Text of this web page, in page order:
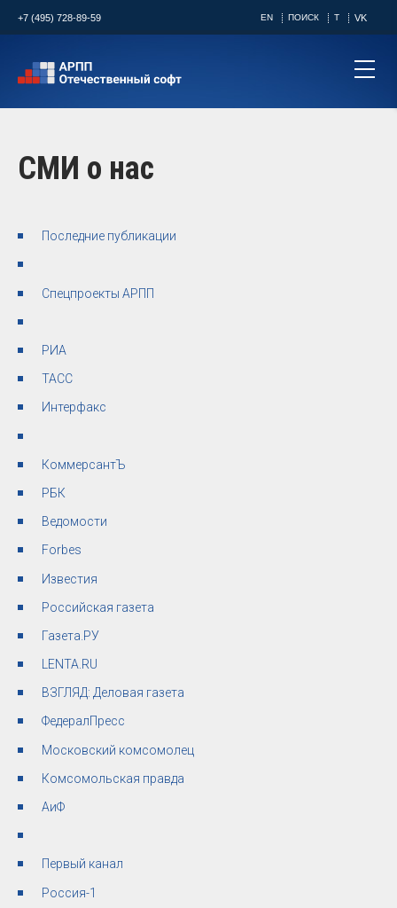
+7 (495) 728-89-59 EN ПОИСК T VK
СМИ о нас
Последние публикации
Спецпроекты АРПП
РИА
ТАСС
Интерфакс
КоммерсантЪ
РБК
Ведомости
Forbes
Известия
Российская газета
Газета.РУ
LENTA.RU
ВЗГЛЯД: Деловая газета
ФедералПресс
Московский комсомолец
Комсомольская правда
АиФ
Первый канал
Россия-1